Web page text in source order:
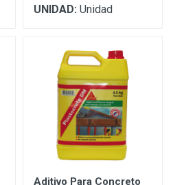
UNIDAD: Unidad
Aditivo Para Concreto